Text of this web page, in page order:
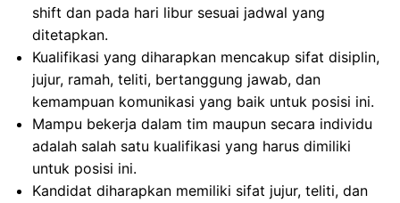
shift dan pada hari libur sesuai jadwal yang
ditetapkan.
Kualifikasi yang diharapkan mencakup sifat disiplin,
jujur, ramah, teliti, bertanggung jawab, dan
kemampuan komunikasi yang baik untuk posisi ini.
Mampu bekerja dalam tim maupun secara individu
adalah salah satu kualifikasi yang harus dimiliki
untuk posisi ini.
Kandidat diharapkan memiliki sifat jujur, teliti, dan